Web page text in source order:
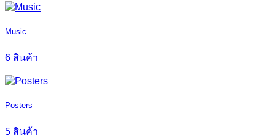
Music
6 สินค้า
Posters
5 สินค้า